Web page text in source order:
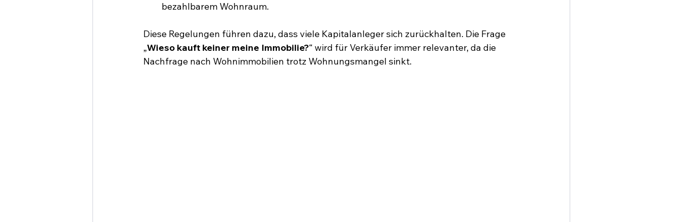
bezahlbarem Wohnraum.
Diese Regelungen führen dazu, dass viele Kapitalanleger sich zurückhalten. Die Frage
„Wieso kauft keiner meine Immobilie?“ wird für Verkäufer immer relevanter, da die
Nachfrage nach Wohnimmobilien trotz Wohnungsmangel sinkt.